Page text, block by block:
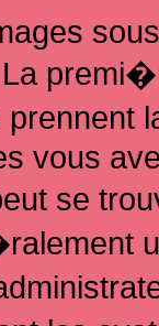
vous
se